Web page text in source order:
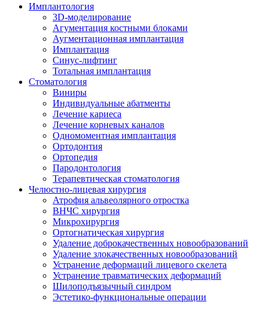
Имплантология
3D-моделирование
Агументация костными блоками
Аугментационная имплантация
Имплантация
Синус-лифтинг
Тотальная имплантация
Стоматология
Виниры
Индивидуальные абатменты
Лечение кариеса
Лечение корневых каналов
Одномоментная имплантация
Ортодонтия
Ортопедия
Пародонтология
Терапевтическая стоматология
Челюстно-лицевая хирургия
Атрофия альвеолярного отростка
ВНЧС хирургия
Микрохирургия
Ортогнатическая хирургия
Удаление доброкачественных новообразований
Удаление злокачественных новообразований
Устранение деформаций лицевого скелета
Устранение травматических деформаций
Шилоподъязычный синдром
Эстетико-функциональные операции